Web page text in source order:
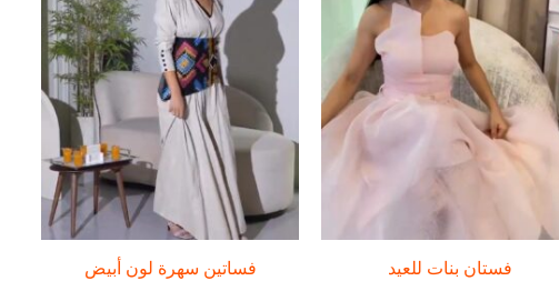
فستان بنات للعيد فساتين سهرة لون أبيض